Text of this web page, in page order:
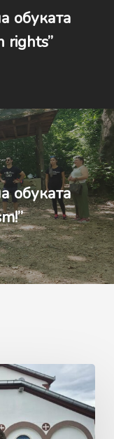
обуката
rights”
обуката